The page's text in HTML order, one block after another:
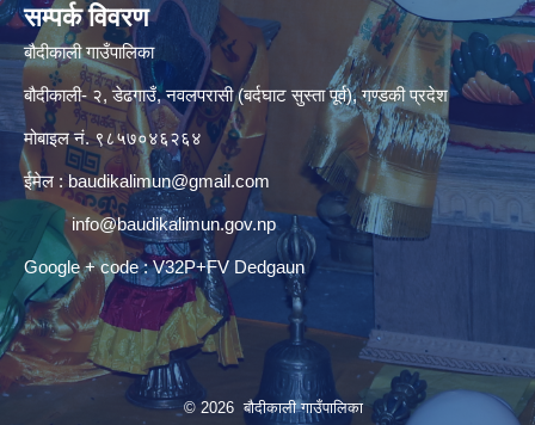
सम्पर्क विवरण
बौदीकाली गाउँपालिका
बौदीकाली- २, डेढगाउँ, नवलपरासी (बर्दघाट सुस्ता पूर्व), गण्डकी प्रदेश
मोबाइल नं. ९८५७०४६२६४
ईमेल : baudikalimun@gmail.com
info@baudikalimun.gov.np
Google + code : V32P+FV Dedgaun
© 2026 बौदीकाली गाउँपालिका